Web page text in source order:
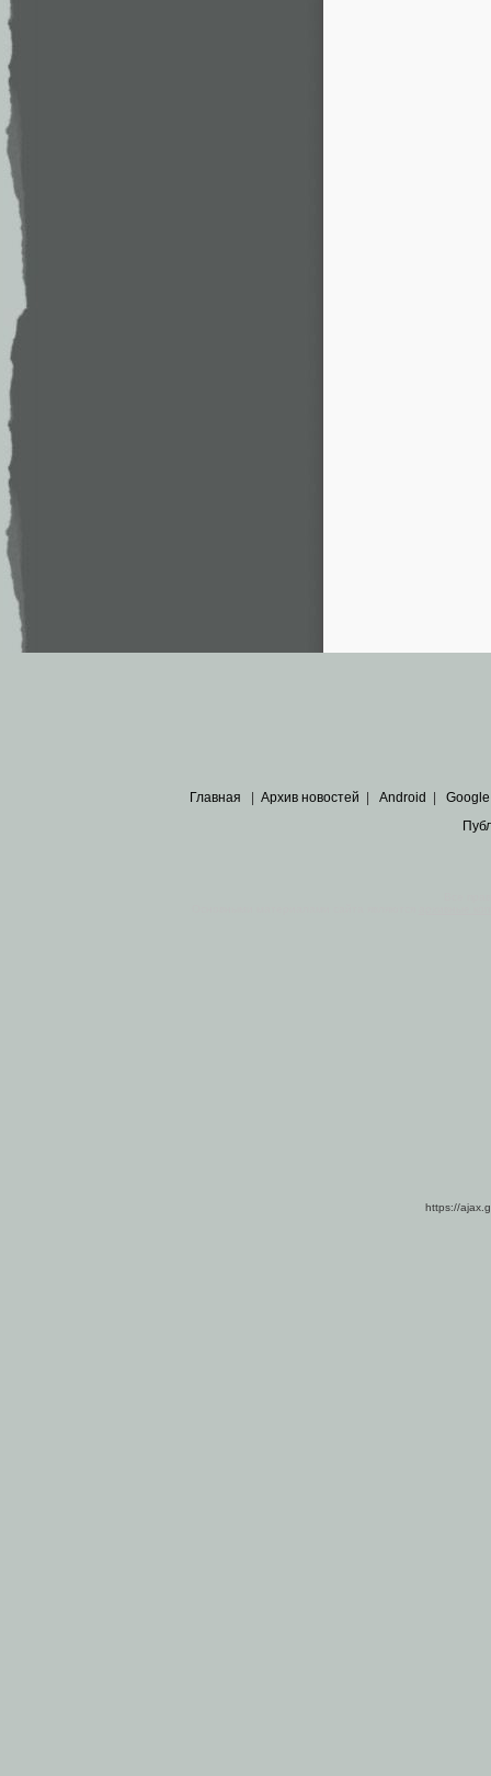
Главная Архив новостей Android Google
https://